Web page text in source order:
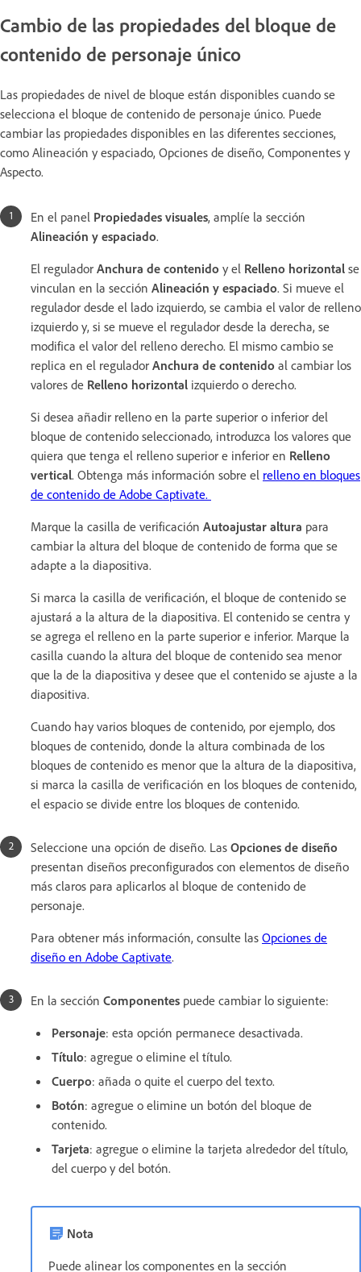
Cambio de las propiedades del bloque de
contenido de personaje único
Las propiedades de nivel de bloque están disponibles cuando se
selecciona el bloque de contenido de personaje único. Puede
cambiar las propiedades disponibles en las diferentes secciones,
como Alineación y espaciado, Opciones de diseño, Componentes y
Aspecto.
En el panel Propiedades visuales, amplíe la sección
Alineación y espaciado.
El regulador Anchura de contenido y el Relleno horizontal se
vinculan en la sección Alineación y espaciado. Si mueve el
regulador desde el lado izquierdo, se cambia el valor de relleno
izquierdo y, si se mueve el regulador desde la derecha, se
modifica el valor del relleno derecho. El mismo cambio se
replica en el regulador Anchura de contenido al cambiar los
valores de Relleno horizontal izquierdo o derecho.
Si desea añadir relleno en la parte superior o inferior del
bloque de contenido seleccionado, introduzca los valores que
quiera que tenga el relleno superior e inferior en Relleno
vertical. Obtenga más información sobre el relleno en bloques
de contenido de Adobe Captivate.
Marque la casilla de verificación Autoajustar altura para
cambiar la altura del bloque de contenido de forma que se
adapte a la diapositiva.
Si marca la casilla de verificación, el bloque de contenido se
ajustará a la altura de la diapositiva. El contenido se centra y
se agrega el relleno en la parte superior e inferior. Marque la
casilla cuando la altura del bloque de contenido sea menor
que la de la diapositiva y desee que el contenido se ajuste a la
diapositiva.
Cuando hay varios bloques de contenido, por ejemplo, dos
bloques de contenido, donde la altura combinada de los
bloques de contenido es menor que la altura de la diapositiva,
si marca la casilla de verificación en los bloques de contenido,
el espacio se divide entre los bloques de contenido.
Seleccione una opción de diseño. Las Opciones de diseño
presentan diseños preconfigurados con elementos de diseño
más claros para aplicarlos al bloque de contenido de
personaje.
Para obtener más información, consulte las Opciones de
diseño en Adobe Captivate.
En la sección Componentes puede cambiar lo siguiente:
Personaje: esta opción permanece desactivada.
Título: agregue o elimine el título.
Cuerpo: añada o quite el cuerpo del texto.
Botón: agregue o elimine un botón del bloque de
contenido.
Tarjeta: agregue o elimine la tarjeta alrededor del título,
del cuerpo y del botón.
Nota
Puede alinear los componentes en la sección